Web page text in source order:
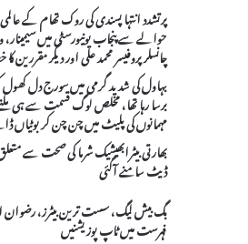
پرتشدد انتہا پسندی کی روک تھام کے
حوالے سے پنجاب یونیورسٹی میں
چانسلر پروفیسر محمد علی اور دیگر مقررین
بہاول کی شدید گرمی میں سورج دل
برسا رہا تھا، مخلص لوگ قسمت سے ہی
مہمانوں کی پلیٹ میں چن چن کر بوٹیاں
بھارتی بیٹرابھیشیک شرما کی صحت سے
ڈیٹ سامنے آگئی
بگ بیش لیگ، سست ترین بیٹرز، رضوان
فہرست میں ٹاپ پوزیشنیں